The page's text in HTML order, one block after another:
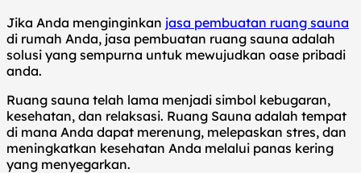
Jika Anda menginginkan jasa pembuatan ruang sauna
di rumah Anda, jasa pembuatan ruang sauna adalah
solusi yang sempurna untuk mewujudkan oase pribadi
anda.
Ruang sauna telah lama menjadi simbol kebugaran,
kesehatan, dan relaksasi. Ruang Sauna adalah tempat
di mana Anda dapat merenung, melepaskan stres, dan
meningkatkan kesehatan Anda melalui panas kering
yang menyegarkan.